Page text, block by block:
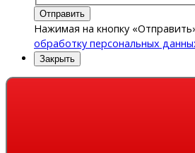
Отправить
Нажимая на кнопку
обработку персональных
Закрыть